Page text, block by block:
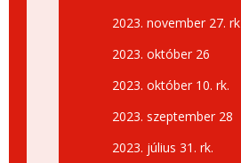
2023. november 27. rk
2023. október 26
2023. október 10. rk.
2023. szeptember 28
2023. július 31. rk.